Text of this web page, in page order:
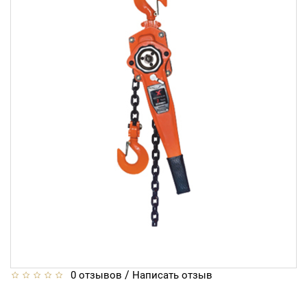
0 отзывов / Написать отзыв